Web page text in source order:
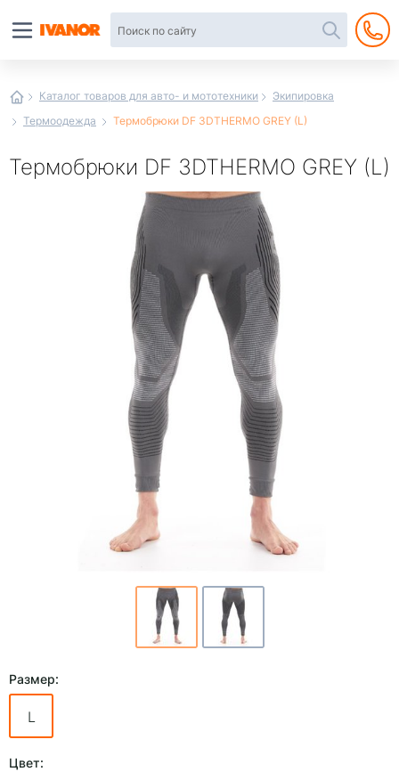
Каталог товаров для авто- и мототехники
Экипировка
Термоодежда
Термобрюки DF 3DTHERMO GREY (L)
Термобрюки DF 3DTHERMO GREY (L)
Размер:
L
Цвет:
интернет-